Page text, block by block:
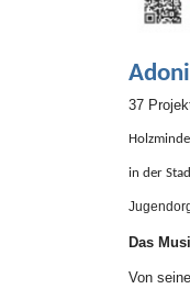
37
in der
Das
Von